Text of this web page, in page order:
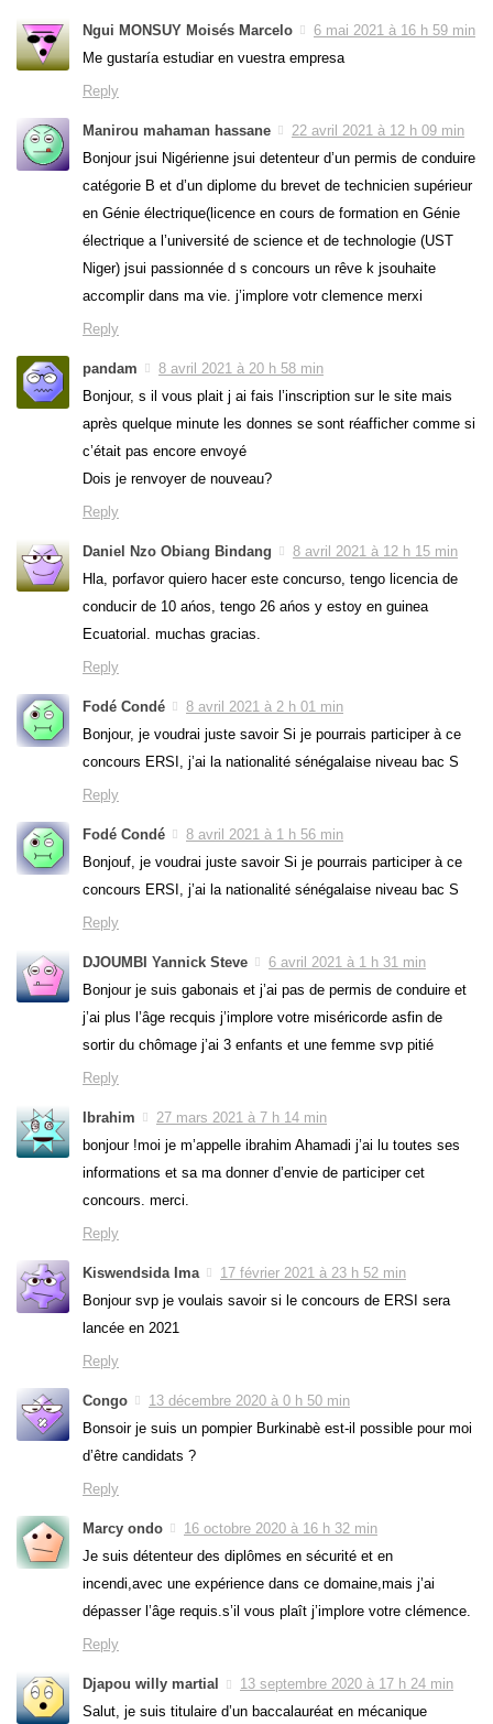
Ngui MONSUY Moisés Marcelo
6 mai 2021 à 16 h 59 min
Me gustaría estudiar en vuestra empresa
Reply
Manirou mahaman hassane
22 avril 2021 à 12 h 09 min
Bonjour jsui Nigérienne jsui detenteur d’un permis de conduire
catégorie B et d’un diplome du brevet de technicien supérieur
en Génie électrique(licence en cours de formation en Génie
électrique a l’université de science et de technologie (UST
Niger) jsui passionnée d s concours un rêve k jsouhaite
accomplir dans ma vie. j’implore votr clemence merxi
Reply
pandam
8 avril 2021 à 20 h 58 min
Bonjour, s il vous plait j ai fais l’inscription sur le site mais
après quelque minute les donnes se sont réafficher comme si
c’était pas encore envoyé
Dois je renvoyer de nouveau?
Reply
Daniel Nzo Obiang Bindang
8 avril 2021 à 12 h 15 min
Hla, porfavor quiero hacer este concurso, tengo licencia de
conducir de 10 ańos, tengo 26 ańos y estoy en guinea
Ecuatorial. muchas gracias.
Reply
Fodé Condé
8 avril 2021 à 2 h 01 min
Bonjour, je voudrai juste savoir Si je pourrais participer à ce
concours ERSI, j’ai la nationalité sénégalaise niveau bac S
Reply
Fodé Condé
8 avril 2021 à 1 h 56 min
Bonjouf, je voudrai juste savoir Si je pourrais participer à ce
concours ERSI, j’ai la nationalité sénégalaise niveau bac S
Reply
DJOUMBI Yannick Steve
6 avril 2021 à 1 h 31 min
Bonjour je suis gabonais et j’ai pas de permis de conduire et
j’ai plus l’âge recquis j’implore votre miséricorde asfin de
sortir du chômage j’ai 3 enfants et une femme svp pitié
Reply
Ibrahim
27 mars 2021 à 7 h 14 min
bonjour !moi je m’appelle ibrahim Ahamadi j’ai lu toutes ses
informations et sa ma donner d’envie de participer cet
concours. merci.
Reply
Kiswendsida Ima
17 février 2021 à 23 h 52 min
Bonjour svp je voulais savoir si le concours de ERSI sera
lancée en 2021
Reply
Congo
13 décembre 2020 à 0 h 50 min
Bonsoir je suis un pompier Burkinabè est-il possible pour moi
d’être candidats ?
Reply
Marcy ondo
16 octobre 2020 à 16 h 32 min
Je suis détenteur des diplômes en sécurité et en
incendi,avec une expérience dans ce domaine,mais j’ai
dépasser l’âge requis.s’il vous plaît j’implore votre clémence.
Reply
Djapou willy martial
13 septembre 2020 à 17 h 24 min
Salut, je suis titulaire d’un baccalauréat en mécanique